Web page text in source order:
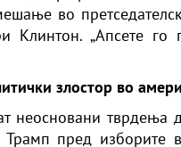
во
„Апсете го
злостор во
неосновани тврдења
пред изборите